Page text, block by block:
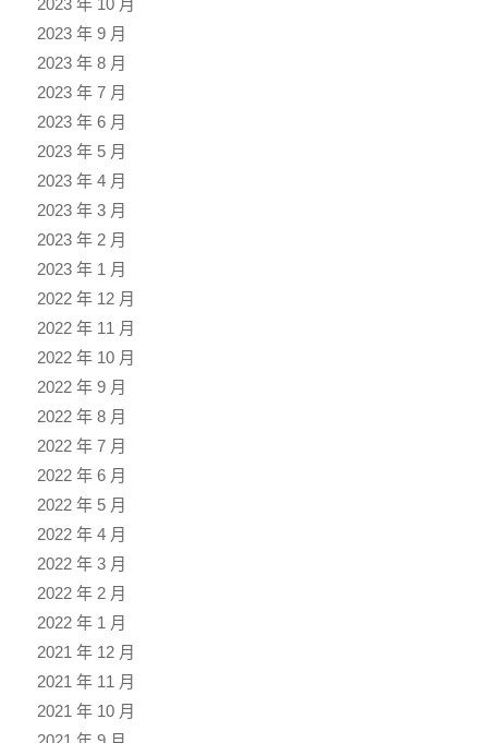
2023 年 9 月
2023 年 8 月
2023 年 7 月
2023 年 6 月
2023 年 5 月
2023 年 4 月
2023 年 3 月
2023 年 2 月
2023 年 1 月
2022 年 12 月
2022 年 11 月
2022 年 10 月
2022 年 9 月
2022 年 8 月
2022 年 7 月
2022 年 6 月
2022 年 5 月
2022 年 4 月
2022 年 3 月
2022 年 2 月
2022 年 1 月
2021 年 12 月
2021 年 11 月
2021 年 10 月